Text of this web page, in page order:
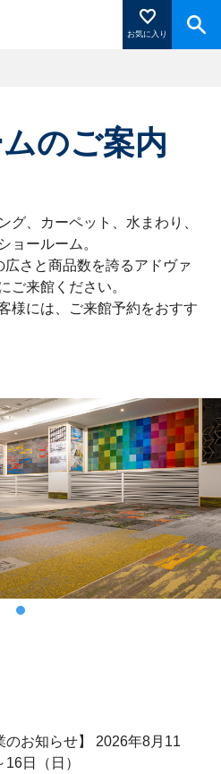
お気に入り
。
閉じる
のご案内
グ、カーペット、水まわり、
ョールーム。
さと商品数を誇るアドヴァ
ご来館ください。
様には、ご来館予約をおすす
のお知らせ】 2026年8月11
16日（日）